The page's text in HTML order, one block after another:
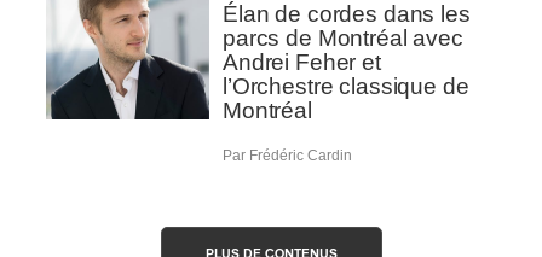
Élan de cordes dans les
parcs de Montréal avec
Andrei Feher et
l’Orchestre classique de
Montréal
Par Frédéric Cardin
PLUS DE CONTENUS